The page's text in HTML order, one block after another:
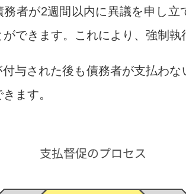
務者が2週間以内に異議を申し
できます。これにより、強制執
与された後も債務者が支払わ
ます。